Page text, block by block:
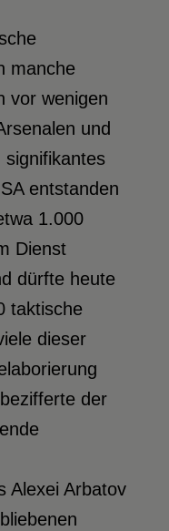
manche
vor wenigen
und
entstanden
1.000
Dienst
dürfte heute
taktische
dieser
der
Alexei Arbatov